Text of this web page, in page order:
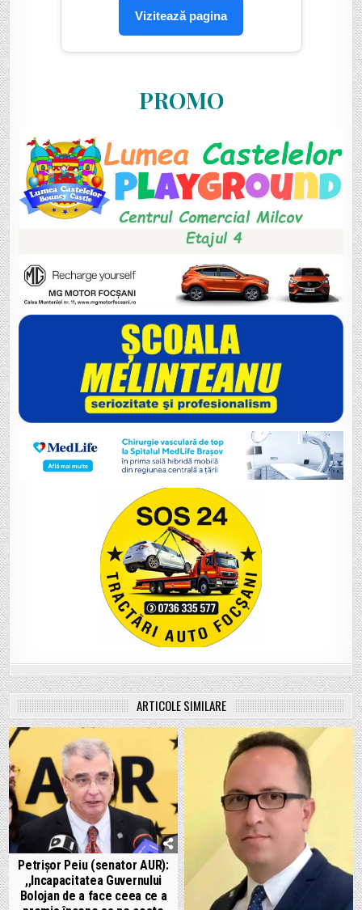
Vizitează pagina
PROMO
ARTICOLE SIMILARE
Petrișor Peiu (senator AUR):
,,Incapacitatea Guvernului
Bolojan de a face ceea ce a